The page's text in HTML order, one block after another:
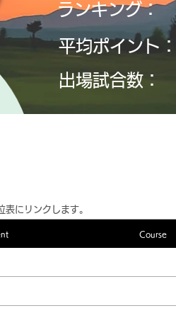
ランキング：
平均ポイント：
​出場試合数：
表にリンクします。
Course